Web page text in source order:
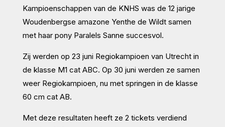
Kampioenschappen van de KNHS was de 12 jarige
Woudenbergse amazone Yenthe de Wildt samen
met haar pony Paralels Sanne succesvol.
Zij werden op 23 juni Regiokampioen van Utrecht in
de klasse M1 cat ABC. Op 30 juni werden ze samen
weer Regiokampioen, nu met springen in de klasse
60 cm cat AB.
Met deze resultaten heeft ze 2 tickets verdiend